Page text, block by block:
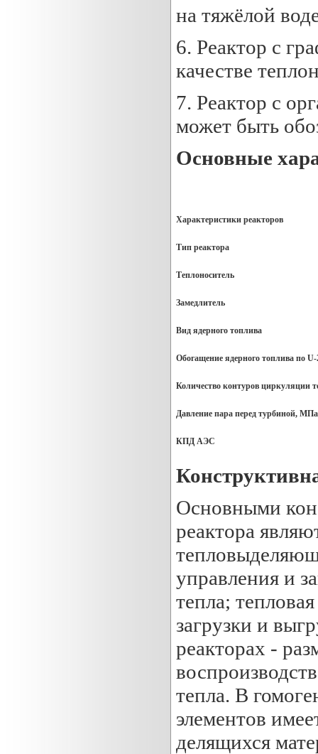
на тяжёлой
6. Реактор с
качестве
7. Реактор с
может быть
Основные
Характеристики реакторов
Тип реактора
Теплоноситель
Замедлитель
Вид ядерного топлива
Обогащение ядерного топлива по
Количество контуров циркуляции
Давление пара перед турбиной, МПа
КПД АЭС
Основными
реактора
управления и
тепла;
загрузки и
реакторах -
тепла. В
элементов
делящихся